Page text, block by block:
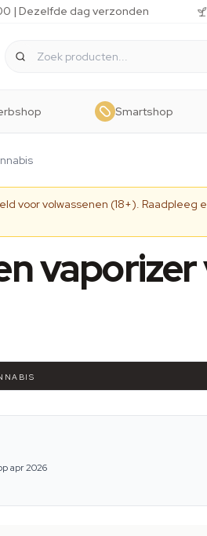
| Dezelfde dag verzonden
Smartshop
voor volwassenen (18+).
apr 2026